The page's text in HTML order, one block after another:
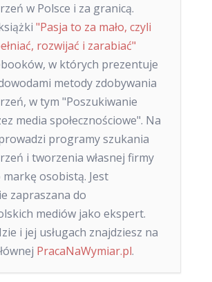
w Polsce i za granicą.
"Pasja to za mało, czyli
rozwijać i zarabiać"
w których prezentuje
metody zdobywania
w tym "Poszukiwanie
media społecznościowe". Na
programy szukania
i tworzenia własnej firmy
osobistą. Jest
zapraszana do
mediów jako ekspert.
i jej usługach znajdziesz na
PracaNaWymiar.pl.